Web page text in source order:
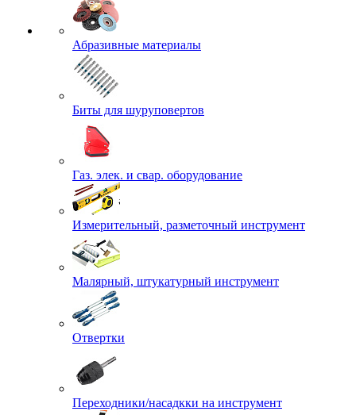
Абразивные материалы
Биты для шуруповертов
Газ. элек. и свар. оборудование
Измерительный, разметочный инструмент
Малярный, штукатурный инструмент
Отвертки
Переходники/насадкки на инструмент